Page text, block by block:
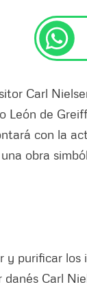
Carl
León de
con la
obra
purificar los
Carl